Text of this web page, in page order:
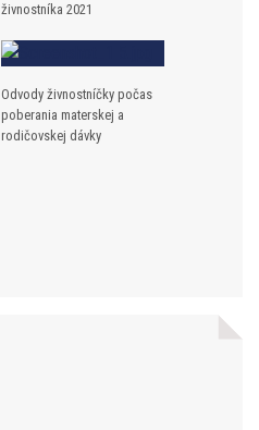
živnostníka 2021
Odvody živnostníčky počas
poberania materskej a
rodičovskej dávky